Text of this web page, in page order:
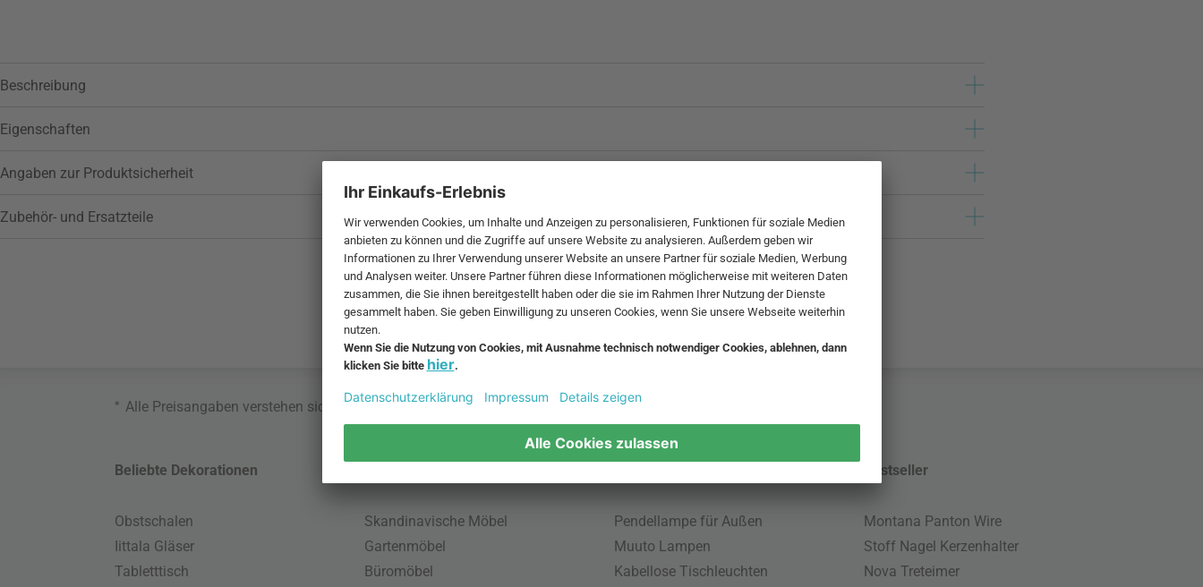
Beschreibung
Eigenschaften
Angaben zur Produktsicherheit
Zubehör- und Ersatzteile
* Alle Preisangaben verstehen sich inklusive MwSt. und zzgl.Versandkosten.
Beliebte Dekorationen
Obstschalen
Iittala Gläser
Tabletttisch
Skandinavische Möbel
Gartenmöbel
Büromöbel
Pendellampe für Außen
Muuto Lampen
Kabellose Tischleuchten
Bestseller
Montana Panton Wire
Stoff Nagel Kerzenhalter
Nova Treteimer